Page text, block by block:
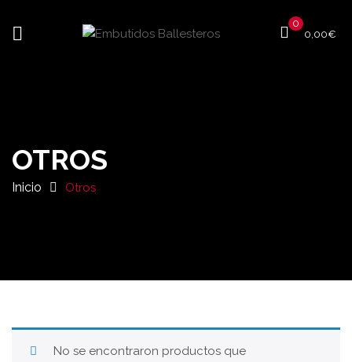
0
0,00€
OTROS
Inicio Otros
No se encontraron productos que